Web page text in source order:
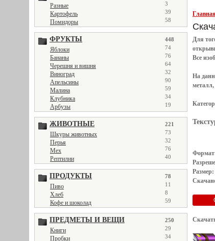
Разные 3
Картофель 39
Помидоры 58
ФРУКТЫ 448
Яблоки 74
Бананы 76
Черешня и вишня 64
Виноград 32
Апельсины 90
Малина 59
Клубника 34
Арбузы 19
ЖИВОТНЫЕ 221
Шкуры животных 73
Перья 32
Мех 76
Рептилии 40
ПРОДУКТЫ 78
Пиво 11
Хлеб 8
Кофе и шоколад 59
ПРЕДМЕТЫ И ВЕЩИ 250
Книги 29
Пробки 34
Главная
Для
Все
На